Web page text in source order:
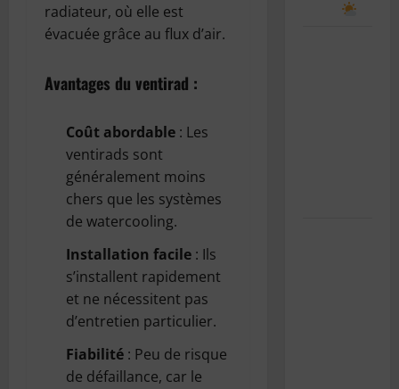
radiateur, où elle est
évacuée grâce au flux d’air.
Avantages du ventirad :
Coût abordable : Les
ventirads sont
généralement moins
chers que les systèmes
de watercooling.
Installation facile : Ils
s’installent rapidement
et ne nécessitent pas
d’entretien particulier.
Fiabilité : Peu de risque
de défaillance, car le